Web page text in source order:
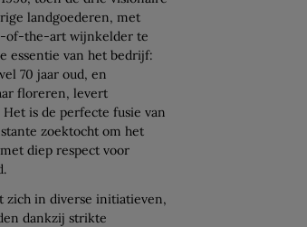
landgoederen, met
of-the-art wijnkelder te
essentie van het bedrijf:
70 jaar oud, en
floreren, levert
is de perfecte fusie van
zoektocht om het
diep respect voor
zich in diverse initiatieven,
dankzij strikte